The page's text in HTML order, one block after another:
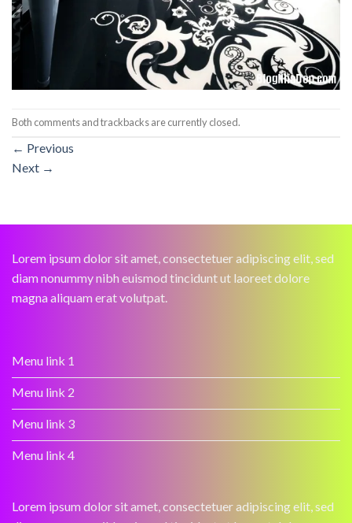
Both comments and trackbacks are currently closed.
← Previous
Next →
Lorem ipsum dolor sit amet, consectetuer adipiscing elit, sed
diam nonummy nibh euismod tincidunt ut laoreet dolore
magna aliquam erat volutpat.
Menu link 1
Menu link 2
Menu link 3
Menu link 4
Lorem ipsum dolor sit amet, consectetuer adipiscing elit, sed